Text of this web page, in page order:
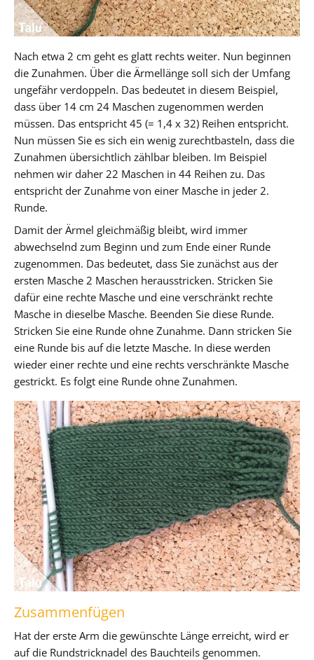
Nach etwa 2 cm geht es glatt rechts weiter. Nun beginnen
die Zunahmen. Über die Ärmellänge soll sich der Umfang
ungefähr verdoppeln. Das bedeutet in diesem Beispiel,
dass über 14 cm 24 Maschen zugenommen werden
müssen. Das entspricht 45 (= 1,4 x 32) Reihen entspricht.
Nun müssen Sie es sich ein wenig zurechtbasteln, dass die
Zunahmen übersichtlich zählbar bleiben. Im Beispiel
nehmen wir daher 22 Maschen in 44 Reihen zu. Das
entspricht der Zunahme von einer Masche in jeder 2.
Runde.
Damit der Ärmel gleichmäßig bleibt, wird immer
abwechselnd zum Beginn und zum Ende einer Runde
zugenommen. Das bedeutet, dass Sie zunächst aus der
ersten Masche 2 Maschen herausstricken. Stricken Sie
dafür eine rechte Masche und eine verschränkt rechte
Masche in dieselbe Masche. Beenden Sie diese Runde.
Stricken Sie eine Runde ohne Zunahme. Dann stricken Sie
eine Runde bis auf die letzte Masche. In diese werden
wieder einer rechte und eine rechts verschränkte Masche
gestrickt. Es folgt eine Runde ohne Zunahmen.
Zusammenfügen
Hat der erste Arm die gewünschte Länge erreicht, wird er
auf die Rundstricknadel des Bauchteils genommen.